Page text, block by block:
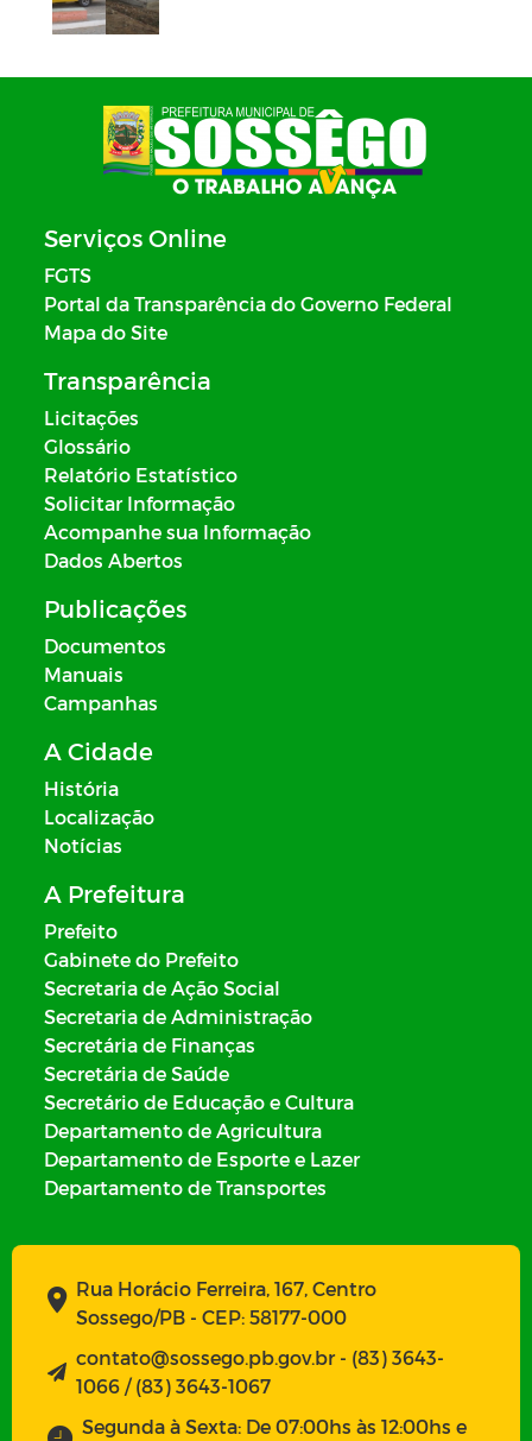
Serviços Online
FGTS
Portal da Transparência do Governo Federal
Mapa do Site
Transparência
Licitações
Glossário
Relatório Estatístico
Solicitar Informação
Acompanhe sua Informação
Dados Abertos
Publicações
Documentos
Manuais
Campanhas
A Cidade
História
Localização
Notícias
A Prefeitura
Prefeito
Gabinete do Prefeito
Secretaria de Ação Social
Secretaria de Administração
Secretária de Finanças
Secretária de Saúde
Secretário de Educação e Cultura
Departamento de Agricultura
Departamento de Esporte e Lazer
Departamento de Transportes
Rua Horácio Ferreira, 167, Centro
Sossego/PB - CEP: 58177-000
contato@sossego.pb.gov.br - (83) 3643-
1066 / (83) 3643-1067
Segunda à Sexta: De 07:00hs às 12:00hs e